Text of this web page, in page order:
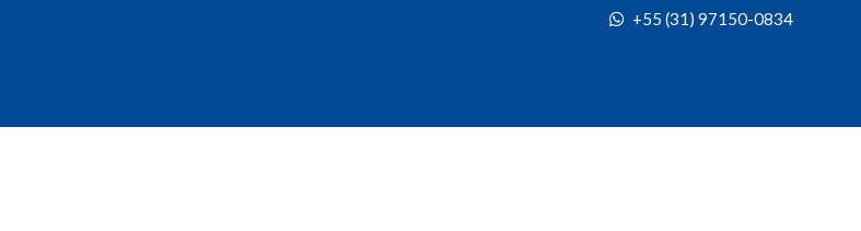
+55 (31) 97150-0834